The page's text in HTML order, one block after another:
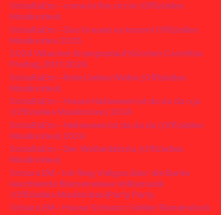
SchaRaEm – come in the circle (Offizielles
Musikvideo)
SchaRaEm – Das Grauen es kommt Offizielles
Musikvideo 2025
2024 Villacher Krampuslauf Kärnten Carinthia
Freitag, 29.11.2024
SchaRaEm – Rote Liebes Wolke (Offizielles
Musikvideo)
SchaRaEm – House Halloween ist da da da o ja
(Offizielles Musikvideo) 2024
SchaRaEm – Helloween ist da da da (Offizielles
Musikvideo) 2024
SchaRaEm – Der Weltenblinzla (Offizielles
Musikvideo)
Schara EM – Ich flieg Vollgas über die Bunte
leuchtende Blumenwiese Volksmusik
(Offizielles Musikvideo)Party Party
Schara EM – House Schwarz Gelber Bienenstock